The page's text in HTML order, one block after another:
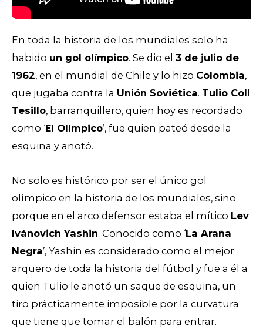
En toda la historia de los mundiales solo ha
habido un gol olímpico. Se dio el 3 de julio de
1962, en el mundial de Chile y lo hizo Colombia,
que jugaba contra la Unión Soviética. Tulio Coll
Tesillo, barranquillero, quien hoy es recordado
como ‘El Olímpico’, fue quien pateó desde la
esquina y anotó.
No solo es histórico por ser el único gol
olímpico en la historia de los mundiales, sino
porque en el arco defensor estaba el mítico Lev
Ivánovich Yashin. Conocido como ‘La Araña
Negra’, Yashin es considerado como el mejor
arquero de toda la historia del fútbol y fue a él a
quien Tulio le anotó un saque de esquina, un
tiro prácticamente imposible por la curvatura
que tiene que tomar el balón para entrar.